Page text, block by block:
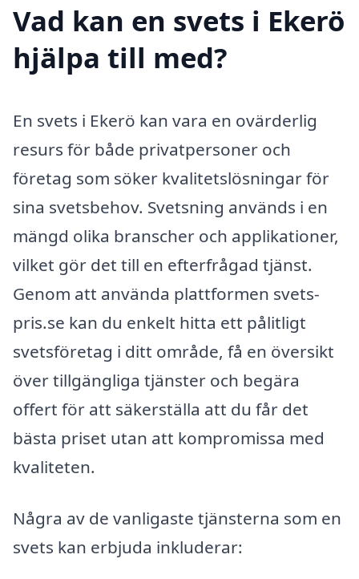
Vad kan en svets i Ekerö
hjälpa till med?
En svets i Ekerö kan vara en ovärderlig
resurs för både privatpersoner och
företag som söker kvalitetslösningar för
sina svetsbehov. Svetsning används i en
mängd olika branscher och applikationer,
vilket gör det till en efterfrågad tjänst.
Genom att använda plattformen svets-
pris.se kan du enkelt hitta ett pålitligt
svetsföretag i ditt område, få en översikt
över tillgängliga tjänster och begära
offert för att säkerställa att du får det
bästa priset utan att kompromissa med
kvaliteten.
Några av de vanligaste tjänsterna som en
svets kan erbjuda inkluderar: